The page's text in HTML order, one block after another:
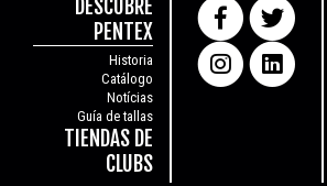
DESCUBRE
PENTEX
Historia
Catálogo
Notícias
Guía de tallas
TIENDAS DE
CLUBS